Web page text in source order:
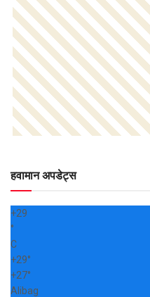
हवामान अपडेट्स
+29
°
C
+29°
+27°
Alibag